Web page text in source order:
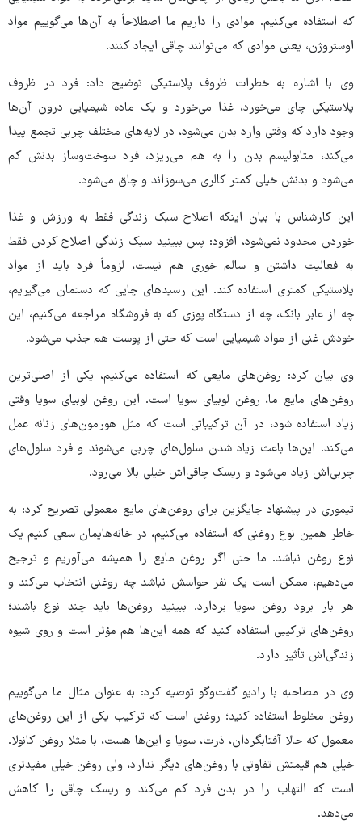
که استفاده می‌کنیم. موادی را داریم ما اصطلاحاً به آن‌ها می‌گوییم مواد
اوستروژن، یعنی موادی که می‌توانند چاقی ایجاد کنند.
وی با اشاره به خطرات ظروف پلاستیکی توضیح داد: فرد در ظروف
پلاستیکی چای می‌خورد، غذا می‌خورد و یک ماده شیمیایی درون آن‌ها
وجود دارد که وقتی وارد بدن می‌شود، در لایه‌های مختلف چربی تجمع پیدا
می‌کند، متابولیسم بدن را به هم می‌ریزد، فرد سوخت‌وساز بدنش کم
می‌شود و بدنش خیلی کمتر کالری می‌سوزاند و چاق می‌شود.
این کارشناس با بیان اینکه اصلاح سبک زندگی فقط به ورزش و غذا
خوردن محدود نمی‌شود، افزود: پس ببینید سبک زندگی اصلاح کردن فقط
به فعالیت داشتن و سالم خوری هم نیست، لزوماً فرد باید از مواد
پلاستیکی کمتری استفاده کند. این رسیدهای چاپی که دستمان می‌گیریم،
چه از عابر بانک، چه از دستگاه پوزی که به فروشگاه مراجعه می‌کنیم، این
خودش غنی از مواد شیمیایی است که حتی از پوست هم جذب می‌شود.
وی بیان کرد: روغن‌های مایعی که استفاده می‌کنیم، یکی از اصلی‌ترین
روغن‌های مایع ما، روغن لوبیای سویا است. این روغن لوبیای سویا وقتی
زیاد استفاده شود، در آن ترکیباتی است که مثل هورمون‌های زنانه عمل
می‌کند. این‌ها باعث زیاد شدن سلول‌های چربی می‌شوند و فرد سلول‌های
چربی‌اش زیاد می‌شود و ریسک چاقی‌اش خیلی بالا می‌رود.
تیموری در پیشنهاد جایگزین برای روغن‌های مایع معمولی تصریح کرد: به
خاطر همین نوع روغنی که استفاده می‌کنیم، در خانه‌هایمان سعی کنیم یک
نوع روغن نباشد. ما حتی اگر روغن مایع را همیشه می‌آوریم و ترجیح
می‌دهیم، ممکن است یک نفر حواسش نباشد چه روغنی انتخاب می‌کند و
هر بار برود روغن سویا بردارد. ببینید روغن‌ها باید چند نوع باشند؛
روغن‌های ترکیبی استفاده کنید که همه این‌ها هم مؤثر است و روی شیوه
زندگی‌اش تأثیر دارد.
وی در مصاحبه با رادیو گفت‌وگو توصیه کرد: به عنوان مثال ما می‌گوییم
روغن مخلوط استفاده کنید؛ روغنی است که ترکیب یکی از این روغن‌های
معمول که حالا آفتابگردان، ذرت، سویا و این‌ها هست، با مثلا روغن کانولا.
خیلی هم قیمتش تفاوتی با روغن‌های دیگر ندارد، ولی روغن خیلی مفیدتری
است که التهاب را در بدن فرد کم می‌کند و ریسک چاقی را کاهش
می‌دهد.